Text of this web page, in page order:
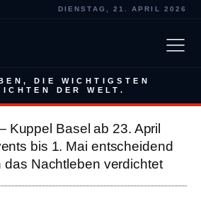
DIENSTAG, 21. APRIL 2026
DIE WICHTIGSTEN
DER WELT.
Kuppel Basel ab 23. April
bis 1. Mai entscheidend
das Nachtleben verdichtet